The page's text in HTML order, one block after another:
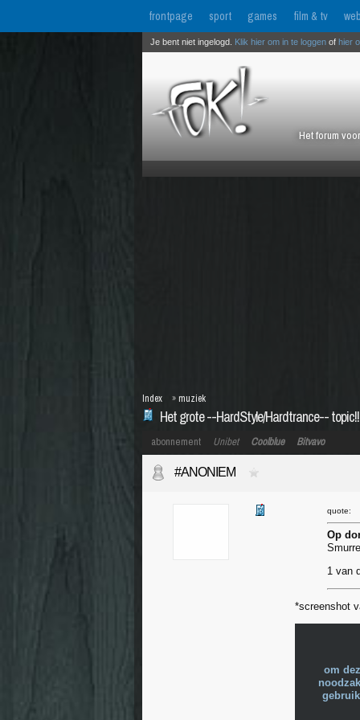
frontpage sport games film & tv
Het forum
Je bent niet ingelogd. Klik hier om in te loggen of hier
Het grote --HardStyle/Hardtrance-- topic!!
Index » muziek
abonnement Unibet Coolblue Bitvavo
#ANONIEM
quote:
Op
1 van
*screenshot
om